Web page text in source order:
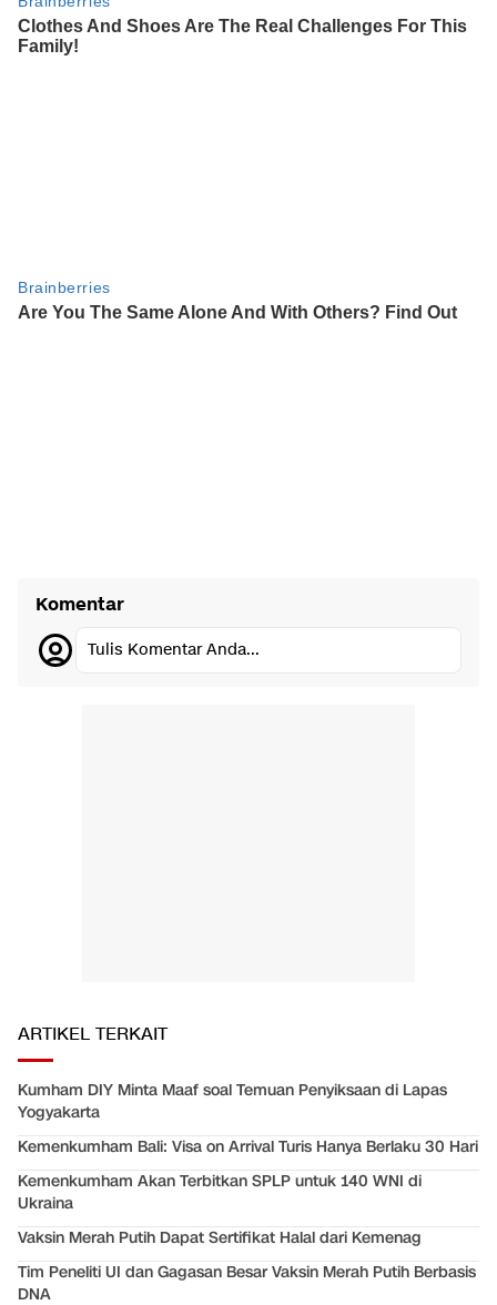
Komentar
Tulis Komentar Anda...
ARTIKEL TERKAIT
Kumham DIY Minta Maaf soal Temuan Penyiksaan di Lapas
Yogyakarta
Kemenkumham Bali: Visa on Arrival Turis Hanya Berlaku 30 Hari
Kemenkumham Akan Terbitkan SPLP untuk 140 WNI di
Ukraina
Vaksin Merah Putih Dapat Sertifikat Halal dari Kemenag
Tim Peneliti UI dan Gagasan Besar Vaksin Merah Putih Berbasis
DNA